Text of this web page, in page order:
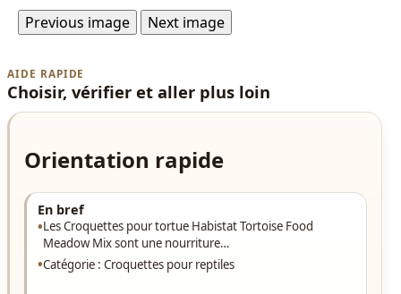
Previous image Next image
AIDE RAPIDE
Choisir, vérifier et aller plus loin
Orientation rapide
En bref
Les Croquettes pour tortue Habistat Tortoise Food
Meadow Mix sont une nourriture…
Catégorie : Croquettes pour reptiles